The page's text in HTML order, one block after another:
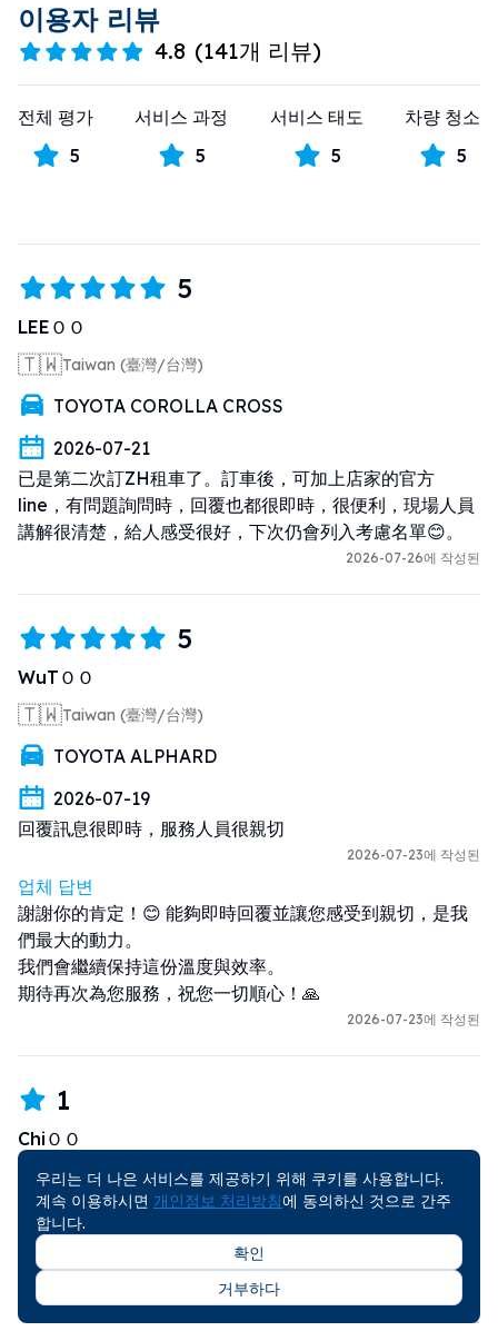
이용자 리뷰
4.8 (141개 리뷰)
전체 평가
5
서비스 과정
5
서비스 태도
5
차량 청소
5
5
LEEＯＯ
🇹🇼Taiwan (臺灣/台灣)
TOYOTA COROLLA CROSS
2026-07-21
已是第二次訂ZH租車了。訂車後，可加上店家的官方
line，有問題詢問時，回覆也都很即時，很便利，現場人員
講解很清楚，給人感受很好，下次仍會列入考慮名單😊。
2026-07-26에 작성된
5
WuTＯＯ
🇹🇼Taiwan (臺灣/台灣)
TOYOTA ALPHARD
2026-07-19
回覆訊息很即時，服務人員很親切
2026-07-23에 작성된
업체 답변
謝謝你的肯定！😊 能夠即時回覆並讓您感受到親切，是我
們最大的動力。
我們會繼續保持這份溫度與效率。
期待再次為您服務，祝您一切順心！🙏
2026-07-23에 작성된
1
ChiＯＯ
🇹🇼Taiwan (臺灣/台灣)
TOYOTA SIENTA
2026-07-02에 작성된
우리는 더 나은 서비스를 제공하기 위해 쿠키를 사용합니다.
계속 이용하시면 개인정보 처리방침에 동의하신 것으로 간주
합니다.
확인
거부하다